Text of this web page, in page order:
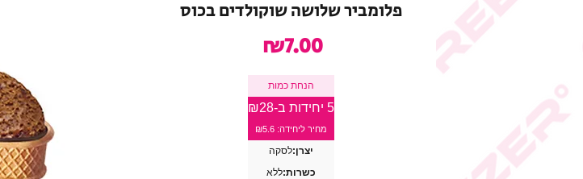
פלומביר שלושה שוקולדים בכוס
₪7.00
הנחת כמות
5 יחידות ב-₪28
מחיר ליחידה: ₪5.6
יצרן:לסקה
כשרות:ללא